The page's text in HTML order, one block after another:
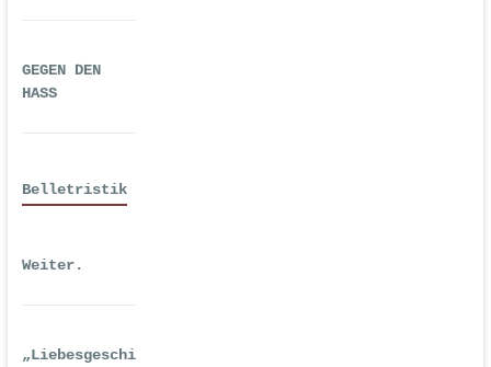
GEGEN DEN
HASS
Belletristik
Weiter.
„Liebesgeschi